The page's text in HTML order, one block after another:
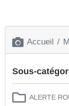
Accueil
Sous-
ALERTE